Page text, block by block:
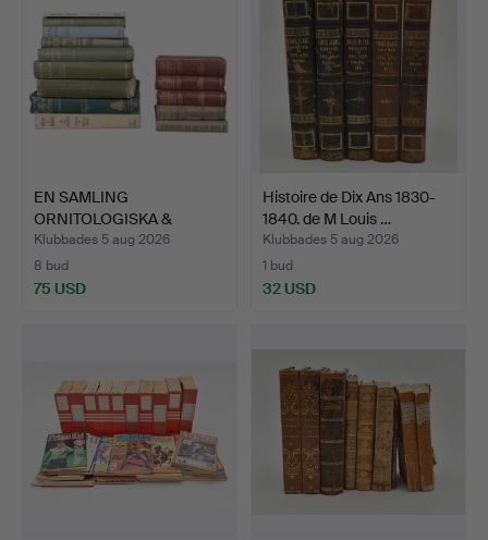
EN SAMLING
ORNITOLOGISKA &
LIKNANDE BÖCKER…
Klubbades 5 aug 2026
8 bud
75 USD
Histoire de Dix Ans 1830-
1840. de M Louis …
Klubbades 5 aug 2026
1 bud
32 USD